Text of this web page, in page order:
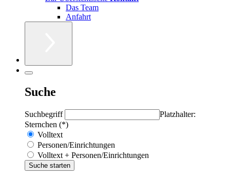
Das Team
Anfahrt
Suche
Suchbegriff
Platzhalter:
Sternchen (*)
Volltext
Personen/Einrichtungen
Volltext + Personen/Einrichtungen